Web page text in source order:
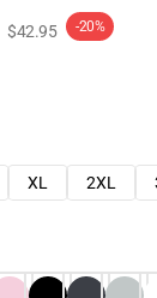
$42.95 -20%
XL 2XL